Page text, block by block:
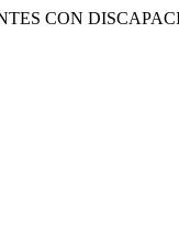
CON